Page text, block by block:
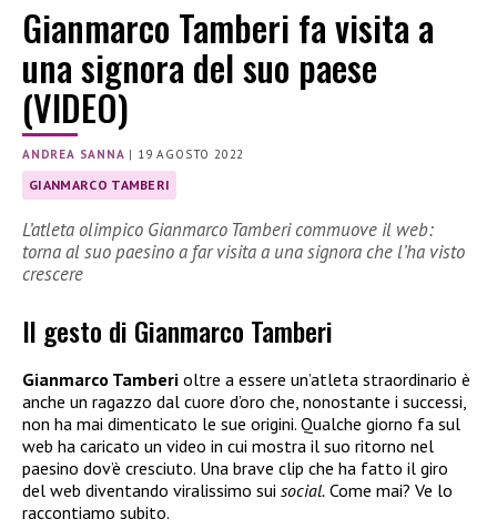
Gianmarco Tamberi fa visita a
una signora del suo paese
(VIDEO)
ANDREA SANNA | 19 AGOSTO 2022
GIANMARCO TAMBERI
L’atleta olimpico Gianmarco Tamberi commuove il web:
torna al suo paesino a far visita a una signora che l’ha visto
crescere
Il gesto di Gianmarco Tamberi
Gianmarco Tamberi oltre a essere un’atleta straordinario è
anche un ragazzo dal cuore d’oro che, nonostante i successi,
non ha mai dimenticato le sue origini. Qualche giorno fa sul
web ha caricato un video in cui mostra il suo ritorno nel
paesino dov’è cresciuto. Una brave clip che ha fatto il giro
del web diventando viralissimo sui social. Come mai? Ve lo
raccontiamo subito.